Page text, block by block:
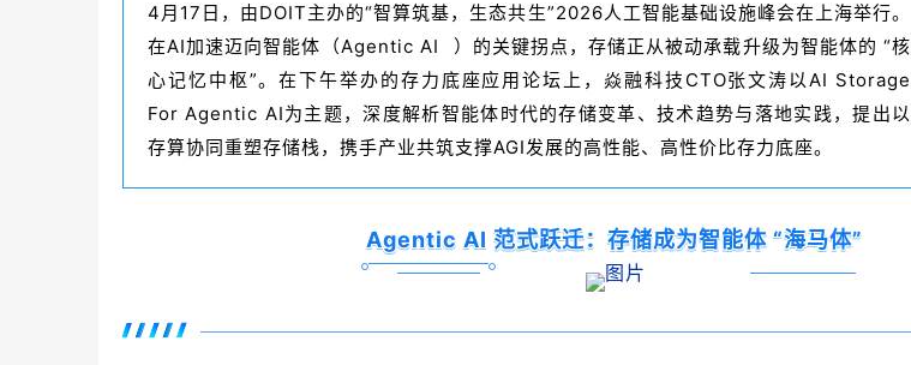
4月17日，由DOIT主办的“智算筑基，生态共生”2026人工智能基础设施峰会在上海举行。
在AI加速迈向智能体（Agentic AI
）的关键拐点，存储正从被动承载升级为智能体的 “核
心记忆中枢”。在下午举办的存力底座应用论坛上，焱融科技CTO张文涛以AI Storage
For Agentic AI为主题，深度解析智能体时代的存储变革、技术趋势与落地实践，提出以
存算协同重塑存储栈，携手产业共筑支撑AGI发展的高性能、高性价比存力底座。
Agentic AI 范式跃迁：存储成为智能体 “海马体”